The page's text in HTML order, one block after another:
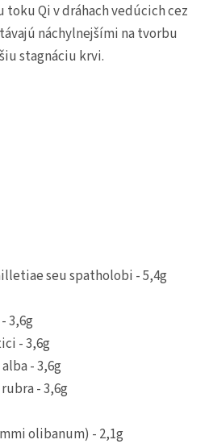
Qi v dráhach vedúcich cez
náchylnejšími na tvorbu
stagnáciu krvi.
seu spatholobi - 5,4g
3,6g
- 3,6g
- 3,6g
- 3,6g
olibanum) - 2,1g